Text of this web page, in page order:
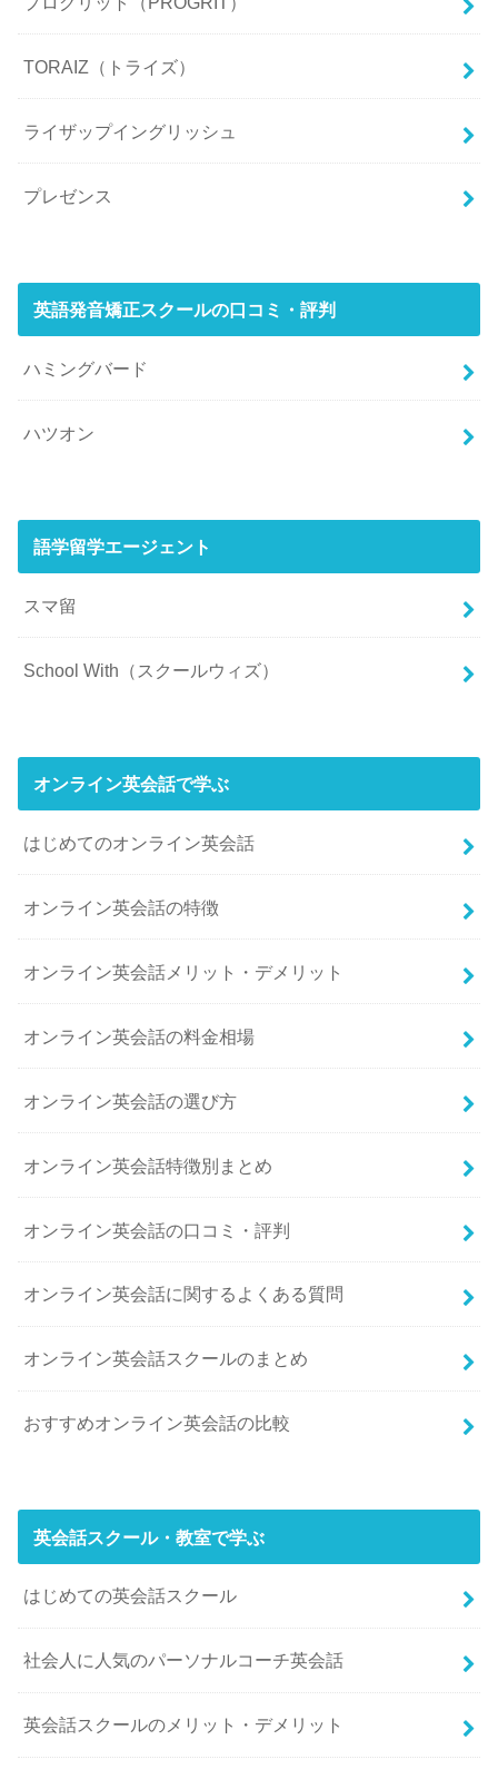
TORAIZ（トライズ）
ライザップイングリッシュ
プレゼンス
英語発音矯正スクールの口コミ・評判
ハミングバード
ハツオン
語学留学エージェント
スマ留
School With（スクールウィズ）
オンライン英会話で学ぶ
はじめてのオンライン英会話
オンライン英会話の特徴
オンライン英会話メリット・デメリット
オンライン英会話の料金相場
オンライン英会話の選び方
オンライン英会話特徴別まとめ
オンライン英会話の口コミ・評判
オンライン英会話に関するよくある質問
オンライン英会話スクールのまとめ
おすすめオンライン英会話の比較
英会話スクール・教室で学ぶ
はじめての英会話スクール
社会人に人気のパーソナルコーチ英会話
英会話スクールのメリット・デメリット